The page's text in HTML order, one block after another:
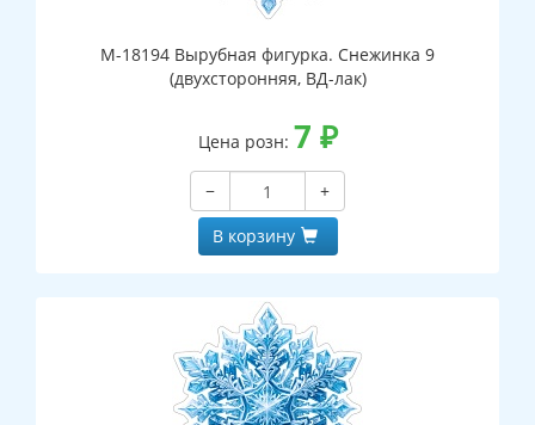
М-18194 Вырубная фигурка. Снежинка 9
(двухсторонняя, ВД-лак)
Цена розн: 7 ₽
−
+
В корзину